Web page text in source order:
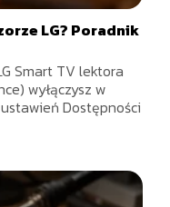
LG? Poradnik
Smart TV lektora
wyłączysz w
Dostępności